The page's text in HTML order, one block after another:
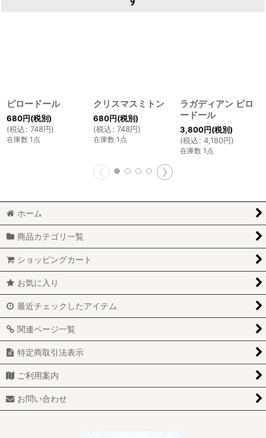
ピロードール
680円(税別)
(税込: 748円)
在庫数 1点
クリスマスミトン
680円(税別)
(税込: 748円)
在庫数 1点
ラガディアン ピロ
ードール
3,800円(税別)
(税込: 4,180円)
在庫数 1点
ホーム
商品カテゴリ一覧
ショッピングカート
お気に入り
最近チェックしたアイテム
関連ページ一覧
特定商取引法表示
ご利用案内
お問い合わせ